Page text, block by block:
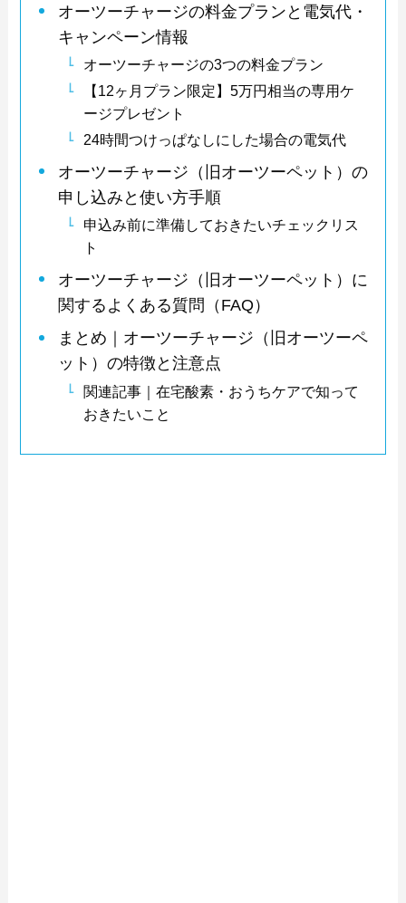
オーツーチャージの料金プランと電気代・
キャンペーン情報
オーツーチャージの3つの料金プラン
【12ヶ月プラン限定】5万円相当の専用ケ
ージプレゼント
24時間つけっぱなしにした場合の電気代
オーツーチャージ（旧オーツーペット）の
申し込みと使い方手順
申込み前に準備しておきたいチェックリス
ト
オーツーチャージ（旧オーツーペット）に
関するよくある質問（FAQ）
まとめ｜オーツーチャージ（旧オーツーペ
ット）の特徴と注意点
関連記事｜在宅酸素・おうちケアで知って
おきたいこと